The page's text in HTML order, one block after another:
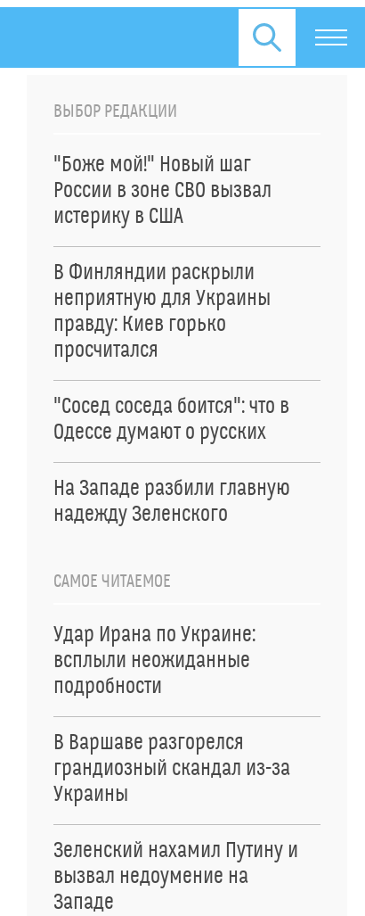
ВЫБОР РЕДАКЦИИ
"Боже мой!" Новый шаг
России в зоне СВО вызвал
истерику в США
В Финляндии раскрыли
неприятную для Украины
правду: Киев горько
просчитался
"Сосед соседа боится": что в
Одессе думают о русских
На Западе разбили главную
надежду Зеленского
САМОЕ ЧИТАЕМОЕ
Удар Ирана по Украине:
всплыли неожиданные
подробности
В Варшаве разгорелся
грандиозный скандал из-за
Украины
Зеленский нахамил Путину и
вызвал недоумение на
Западе